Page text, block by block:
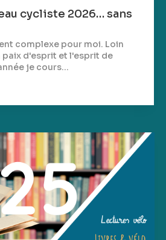
cycliste 2026… sans
complexe pour moi. Loin
paix d'esprit et l'esprit de
je cours...